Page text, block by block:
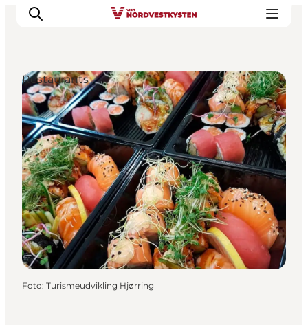
Urlaubsorte
Inspiration
Events
Unterkunft
Mach deine Urlaubsplanung
Restaurants
Foto: Turismeudvikling Hjørring